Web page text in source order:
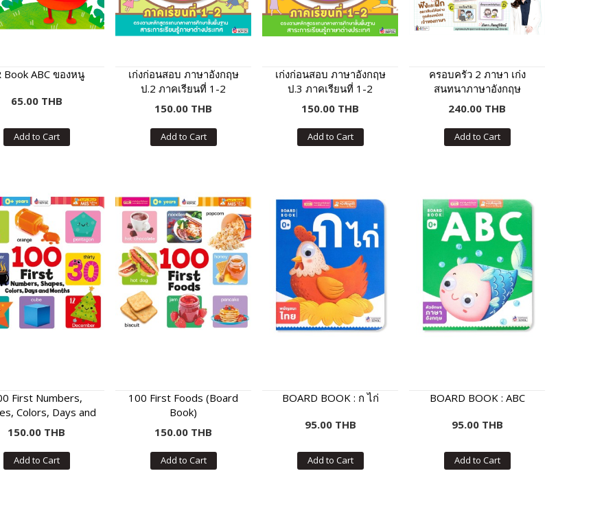
Book ABC ของหนู
65.00 THB
Add to Cart
เก่งก่อนสอบ ภาษาอังกฤษ
ป.2 ภาคเรียนที่ 1-2
150.00 THB
Add to Cart
เก่งก่อนสอบ ภาษาอังกฤษ
ป.3 ภาคเรียนที่ 1-2
150.00 THB
Add to Cart
ครอบครัว 2 ภาษา เก่ง
สนทนาภาษาอังกฤษ
240.00 THB
Add to Cart
First Numbers,
Colors, Days and
(Board Book)
150.00 THB
Add to Cart
100 First Foods (Board
Book)
150.00 THB
Add to Cart
BOARD BOOK : ก ไก่
95.00 THB
Add to Cart
BOARD BOOK : ABC
95.00 THB
Add to Cart